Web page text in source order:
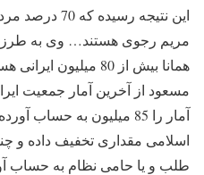
این نتیجه
مریم رجوی هستند… وی به طرز
همانا بیش از 80
مسعود از آخرین آمار جمعیت
آمار را 85 میلیون به
اسلامی مقداری تخفیف داده و
طلب و یا حامی نظام به حساب